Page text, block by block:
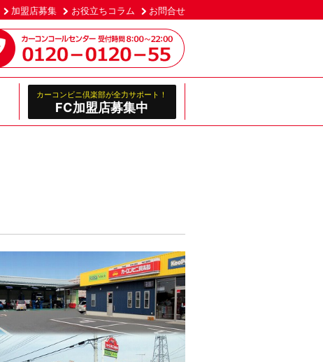
加盟店募集 お役立ちコラム お問合せ
カーコンビニ倶楽部が全力サポート！
FC加盟店募集中